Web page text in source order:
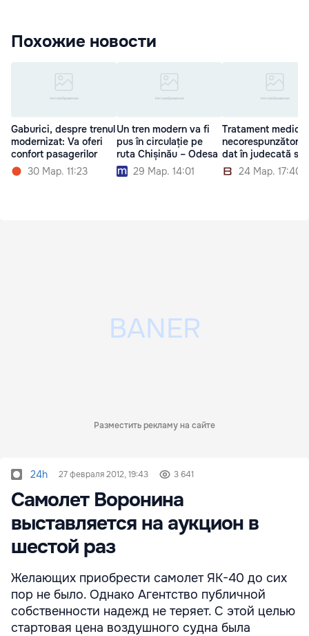
Похожие новости
Gaburici, despre trenul
modernizat: Va oferi
confort pasagerilor
30 Мар. 11:23
Un tren modern va fi
pus în circulație pe
ruta Chișinău – Odesa
29 Мар. 14:01
Tratament medical
necorespunzător.
dat în judecată
24 Мар. 17:40
Разместить рекламу на сайте
24h 27 февраля 2012, 19:43 3 641
Самолет Воронина
выставляется на аукцион в
шестой раз
Желающих приобрести самолет ЯК-40 до сих
пор не было. Однако Агентство публичной
собственности надежд не теряет. С этой целью
стартовая цена воздушного судна была